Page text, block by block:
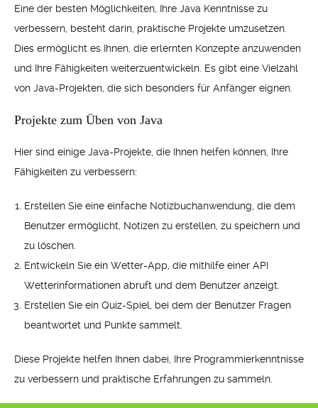
Eine der besten Möglichkeiten, Ihre Java Kenntnisse zu
verbessern, besteht darin, praktische Projekte umzusetzen.
Dies ermöglicht es Ihnen, die erlernten Konzepte anzuwenden
und Ihre Fähigkeiten weiterzuentwickeln. Es gibt eine Vielzahl
von Java-Projekten, die sich besonders für Anfänger eignen.
Projekte zum Üben von Java
Hier sind einige Java-Projekte, die Ihnen helfen können, Ihre
Fähigkeiten zu verbessern:
Erstellen Sie eine einfache Notizbuchanwendung, die dem
Benutzer ermöglicht, Notizen zu erstellen, zu speichern und
zu löschen.
Entwickeln Sie ein Wetter-App, die mithilfe einer API
Wetterinformationen abruft und dem Benutzer anzeigt.
Erstellen Sie ein Quiz-Spiel, bei dem der Benutzer Fragen
beantwortet und Punkte sammelt.
Diese Projekte helfen Ihnen dabei, Ihre Programmierkenntnisse
zu verbessern und praktische Erfahrungen zu sammeln.